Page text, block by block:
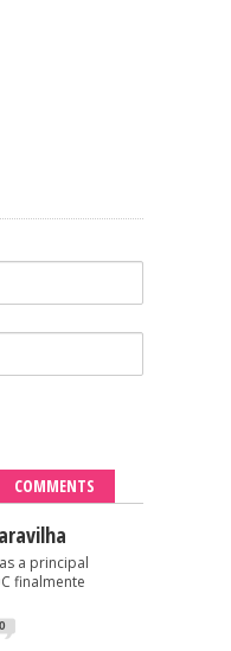
COMMENTS
a principal
finalmente
0